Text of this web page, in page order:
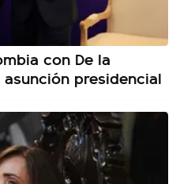
con De la
presidencial